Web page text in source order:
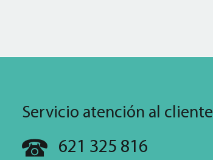
Servicio atención al cliente
621 325 816